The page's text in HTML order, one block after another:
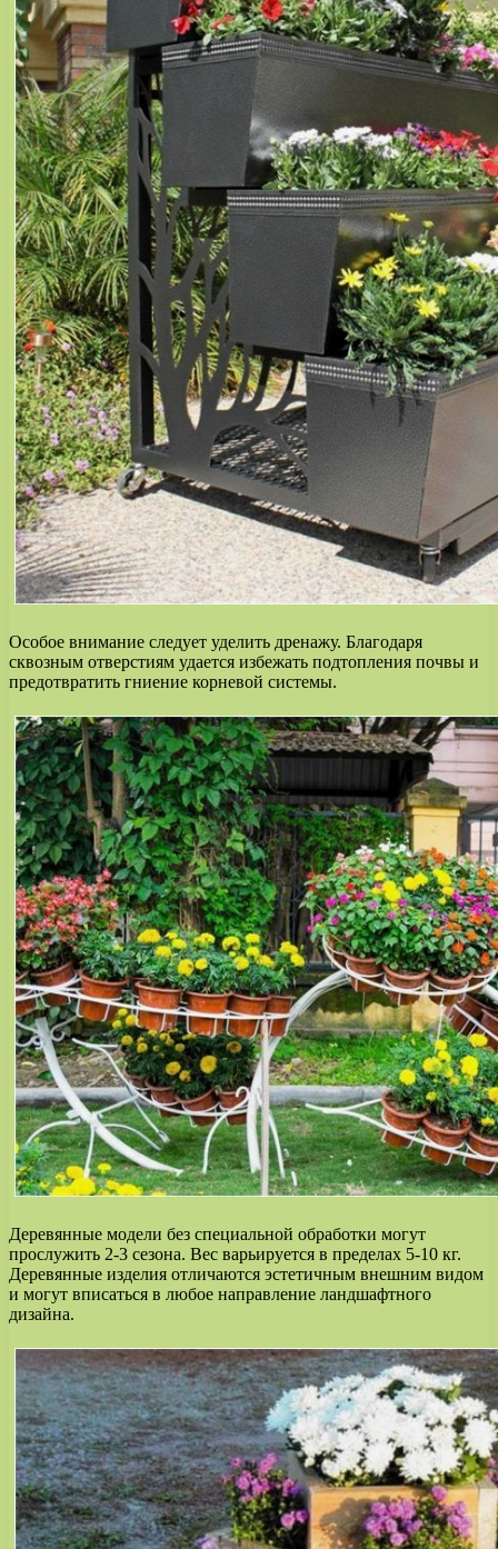
Особое внимание следует уделить дренажу. Благодаря
сквозным отверстиям удается избежать подтопления почвы и
предотвратить гниение корневой системы.
Деревянные модели без специальной обработки могут
прослужить 2-3 сезона. Вес варьируется в пределах 5-10 кг.
Деревянные изделия отличаются эстетичным внешним видом
и могут вписаться в любое направление ландшафтного
дизайна.